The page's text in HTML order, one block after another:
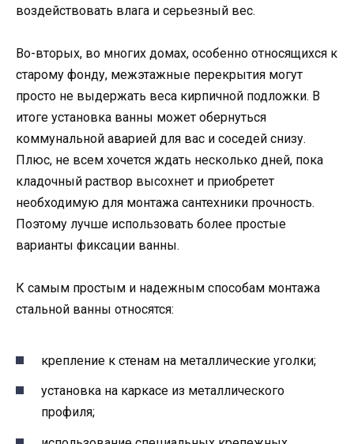
воздействовать влага и серьезный вес.
Во-вторых, во многих домах, особенно относящихся к
старому фонду, межэтажные перекрытия могут
просто не выдержать веса кирпичной подложки. В
итоге установка ванны может обернуться
коммунальной аварией для вас и соседей снизу.
Плюс, не всем хочется ждать несколько дней, пока
кладочный раствор высохнет и приобретет
необходимую для монтажа сантехники прочность.
Поэтому лучше использовать более простые
варианты фиксации ванны.
К самым простым и надежным способам монтажа
стальной ванны относятся:
крепление к стенам на металлические уголки;
установка на каркасе из металлического
профиля;